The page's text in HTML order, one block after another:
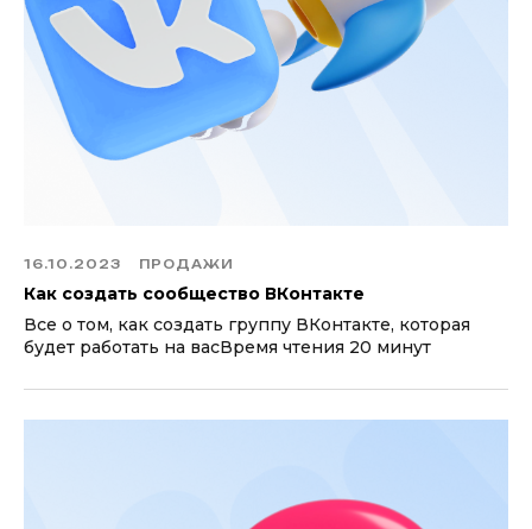
16.10.2023 ПРОДАЖИ
Как создать сообщество ВКонтакте
Все о том, как создать группу ВКонтакте, которая
будет работать на васВремя чтения 20 минут